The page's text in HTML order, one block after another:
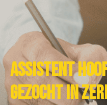
Assistent
gezocht in